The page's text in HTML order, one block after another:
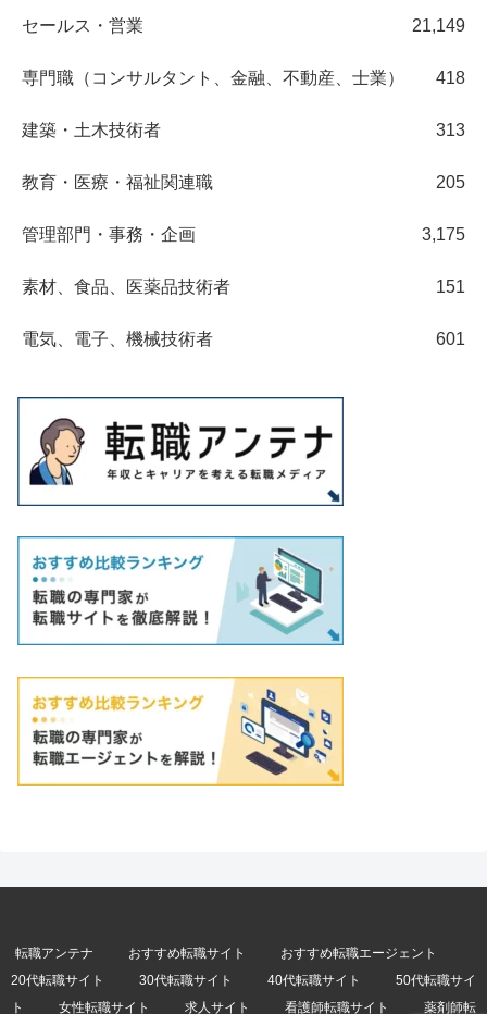
セールス・営業 21,149
専門職（コンサルタント、金融、不動産、士業） 418
建築・土木技術者 313
教育・医療・福祉関連職 205
管理部門・事務・企画 3,175
素材、食品、医薬品技術者 151
電気、電子、機械技術者 601
転職アンテナ おすすめ転職サイト
おすすめ転職エージェント
20代転職サイト
30代転職サイト 40代転職サイト
50代転職サイ
ト
女性転職サイト 求人サイト 看護師転職サイト 薬剤師転